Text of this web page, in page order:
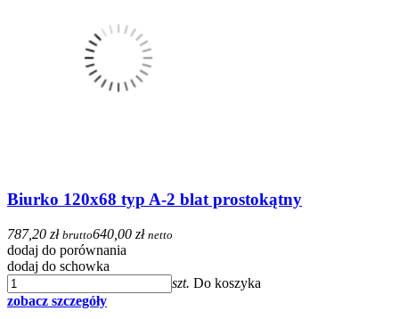
Biurko 120x68 typ A-2 blat prostokątny
787,20 zł brutto640,00 zł netto
dodaj do porównania
dodaj do schowka
szt. Do koszyka
zobacz szczegóły